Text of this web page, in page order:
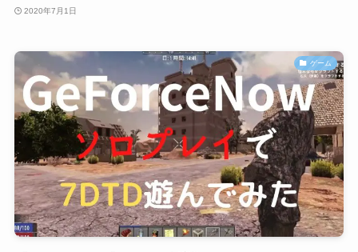
2020年7月1日
ゲーム